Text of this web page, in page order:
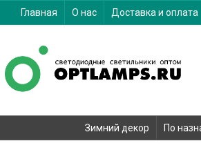
Главная О нас Доставка и оплата
Зимний декор По